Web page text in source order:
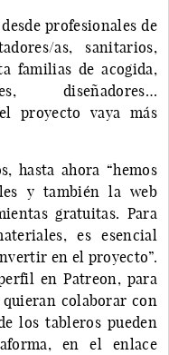
profesionales de
as, sanitarios,
familias de acogida,
diseñadores…
proyecto vaya más
hasta ahora “hemos
y también la web
gratuitas. Para
es esencial
en el proyecto”.
en Patreon, para
quieran colaborar con
los tableros pueden
en el enlace